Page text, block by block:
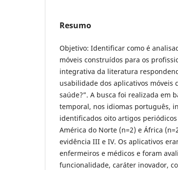
Resumo
Objetivo: Identificar como é
móveis construídos para os
integrativa da literatura
usabilidade dos aplicativos móveis
saúde?”. A busca foi realizada em
temporal, nos idiomas português,
identificados oito artigos
América do Norte (n=2) e África
evidência III e IV. Os aplicativos
enfermeiros e médicos e foram
funcionalidade, caráter inovador,